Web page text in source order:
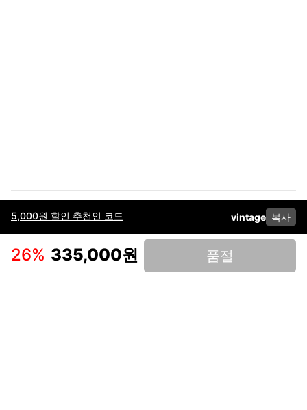
5,000원 할인 추천인 코드 vintage 복사
26% 335,000원 품절
이용약관고객센터판매개인정보 처리방침사업자 정보다운로드
인스타그램